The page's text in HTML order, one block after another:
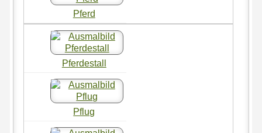
Pferd
Pferdestall
Pflug